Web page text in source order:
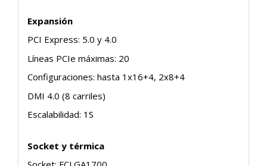
Expansión
PCI Express: 5.0 y 4.0
Líneas PCIe máximas: 20
Configuraciones: hasta 1x16+4, 2x8+4
DMI 4.0 (8 carriles)
Escalabilidad: 1S
Socket y térmica